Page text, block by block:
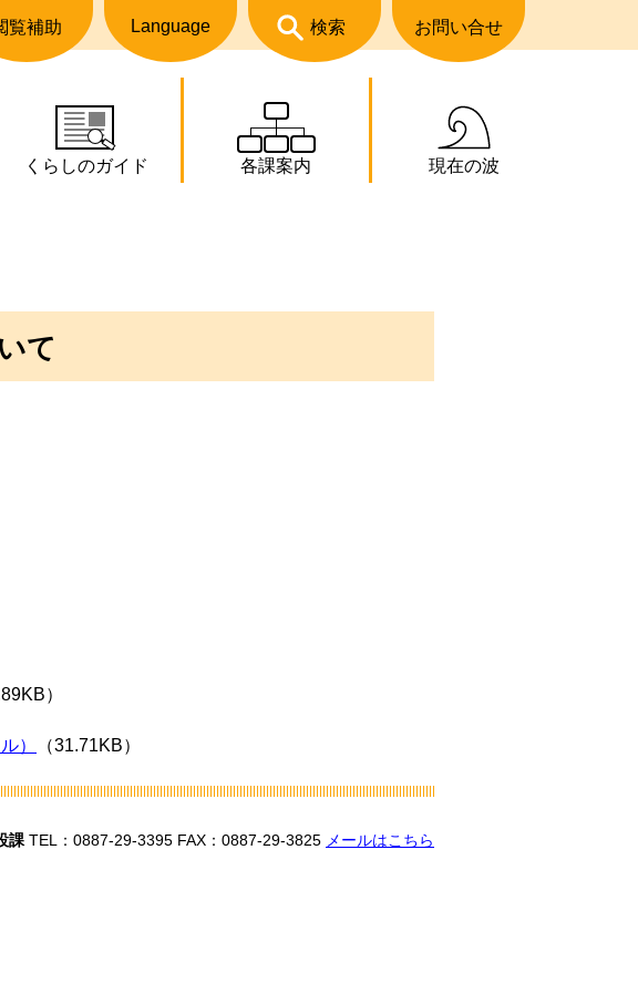
覧補助 Language 検索 お問い合せ
くらしのガイド 各課案内 現在の波
て
）
） （31.71KB）
課 TEL：0887-29-3395 FAX：0887-29-3825 メールはこちら